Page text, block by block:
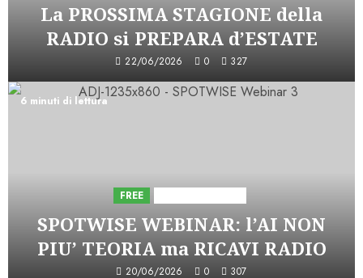
La PROSSIMA STAGIONE della
RADIO si PREPARA d’ESTATE
22/06/2026 0 327
6 minuti di lettura
FREE
SPOTWISE WEBINAR: l’AI NON
PIU’ TEORIA ma RICAVI RADIO
20/06/2026 0 307